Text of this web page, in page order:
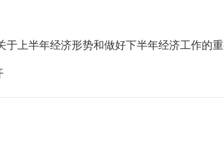
上半年经济形势和做好下半年经济工作的